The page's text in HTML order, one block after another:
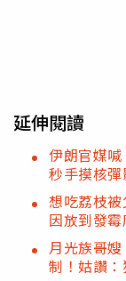
延伸閱讀
伊朗官媒
秒手摸核彈
想吃荔枝
因放到發霉
月光族哥
制！姑讚